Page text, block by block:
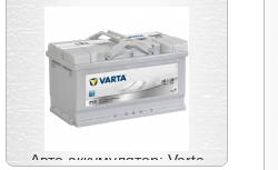
Авто аккумулятор: Varta
Silver (Варта 585200080)
6СТ-85 R+ F18